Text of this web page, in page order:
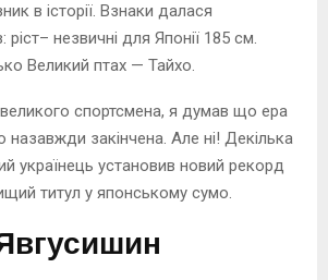
в історії. Взнаки далася
ріст– незвичні для Японії 185 см.
Великий птах — Тайхо.
спортсмена, я думав що ера
назавжди закінчена. Але ні! Декілька
українець установив новий рекорд
титул у японському сумо.